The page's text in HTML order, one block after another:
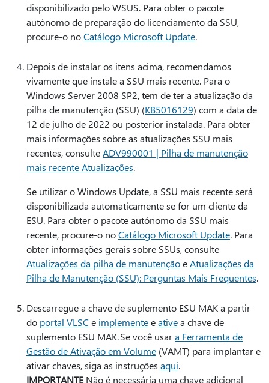
disponibilizado pelo WSUS. Para obter o pacote
autónomo de preparação do licenciamento da SSU,
procure-o noCatálogo Microsoft Update.
Depois de instalar os itens acima, recomendamos
vivamente que instale a SSU mais recente. Para o
Windows Server 2008 SP2, tem de ter a atualização da
pilha de manutenção (SSU) (KB5016129) com a data de
12 de julho de 2022 ou posterior instalada. Para obter
mais informações sobre as atualizações SSU mais
recentes, consulteADV990001 | Pilha de manutenção
mais recente Atualizações.
Se utilizar o Windows Update, a SSU mais recente será
disponibilizada automaticamente se for um cliente da
ESU. Para obter o pacote autónomo da SSU mais
recente, procure-o noCatálogo Microsoft Update. Para
obter informações gerais sobre SSUs, consulte
Atualizações da pilha de manutençãoeAtualizações da
Pilha de Manutenção (SSU): Perguntas Mais Frequentes.
Descarregue a chave de suplemento ESU MAK a partir
do portal VLSC e implementeeativea chave de
suplemento ESU MAK. Se você usara Ferramenta de
Gestão de Ativação em Volume (VAMT) para implantar e
ativar chaves, siga as instruções aqui.
IMPORTANTE Não é necessária uma chave adicional